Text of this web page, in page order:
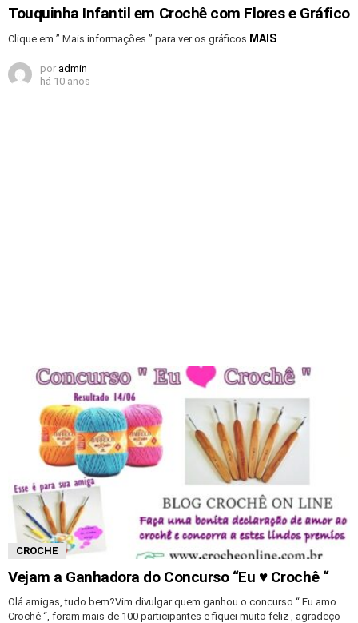
Touquinha Infantil em Crochê com Flores e Gráfico
Clique em ” Mais informações ” para ver os gráficos MAIS
por admin
há 10 anos
CROCHE
Vejam a Ganhadora do Concurso “Eu ♥ Crochê “
Olá amigas, tudo bem?Vim divulgar quem ganhou o concurso “ Eu amo
Crochê “, foram mais de 100 participantes e fiquei muito feliz , agradeço